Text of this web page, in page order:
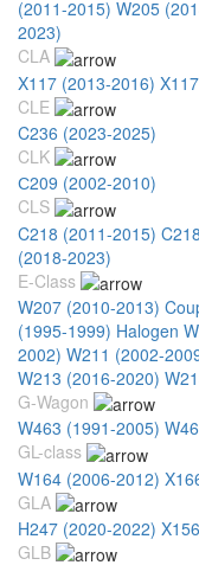
(2011-2015) W205
2023)
CLA
X117 (2013-2016)
CLE
C236 (2023-2025)
CLK
С209 (2002-2010)
CLS
C218 (2011-2015)
(2018-2023)
E-Class
W207 (2010-2013)
(1995-1999) Halogen
2002) W211 (2002-
W213 (2016-2020)
G-Wagon
W463 (1991-2005)
GL-class
W164 (2006-2012)
GLA
H247 (2020-2022)
GLB